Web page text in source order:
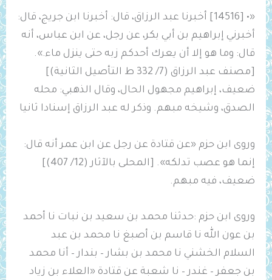
«• [14516] أخبرنا عبد الرزاق، قال: أخبرنا ابن جريج، قال:
أخبرني إبراهيم بن أبي بكر، عن رجل، عن ابن عباس، أنه
قال: وما هو إلا أن يعرك أحدكم زبه حتى ينزل ماء.».
[مصنف عبد الرزاق (7/ 332 ط التأصيل الثانية)]
ضعيف، إبراهيم مجهول الحال، وقال الذهبي: محله
الصدق، وشيخه مبهم. وذكر له عبد الرزاق إسنادا ثانيا
وروى ابن حزم «عن قتادة عن رجل عن ابن عمر أنه قال:
إنما هو عصب تدلكه». [المحلى بالآثار (12/ 407)]
ضعيف، فيه مبهم.
وروى ابن حزم :حدثنا محمد بن سعيد بن نبات نا أحمد
بن عون الله نا قاسم بن أصبغ نا محمد بن عبد
السلام الخشني نا محمد بن بشار – بندار – أنا محمد
بن جعفر – غندر – نا شعبة عن قتادة «العلاء بن زياد